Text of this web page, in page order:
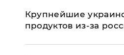
Крупнейшие
продуктов из-за